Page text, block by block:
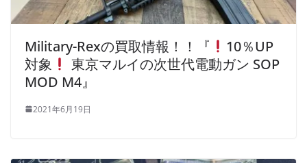
Military-Rexの買取情報！！『
10％UP
対象
東京マルイの次世代電動ガン SOP
MOD M4』
2021年6月19日